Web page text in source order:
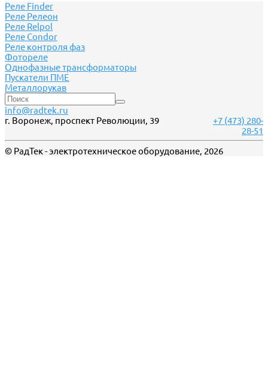
Реле Finder
Реле Релеон
Реле Relpol
Реле Сondor
Реле контроля фаз
Фотореле
Однофазные трансформаторы
Пускатели ПМЕ
Металлорукав
info@radtek.ru
г. Воронеж, проспект Революции, 39
+7 (473) 280-
28-51
© РадТек - электротехническое оборудование, 2026